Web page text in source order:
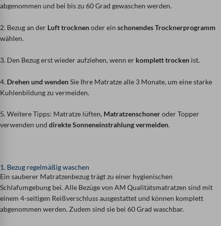
abgenommen und bei bis zu 60 Grad gewaschen werden.
2. Bezug an der Luft trocknenoder ein schonendes Trocknerprogramm
wählen.
3. Den Bezug erst wieder aufziehen, wenn er komplett trocken ist.
4. Drehen und wendenSie Ihre Matratze alle 3 Monate, um eine starke
Kuhlenbildung zu vermeiden.
5. Weitere Tipps: Matratze lüften, Matratzenschoneroder Topper
verwenden und direkte Sonneneinstrahlung vermeiden.
1. Bezug regelmäßig waschen
Ein sauberer Matratzenbezug trägt zu einer hygienischen
Schlafumgebung bei. Alle Bezüge von AM Qualitätsmatratzen sind mit
einem 4-seitigen Reißverschluss ausgestattet und können komplett
abgenommen werden. Zudem sind sie bei 60 Grad waschbar.